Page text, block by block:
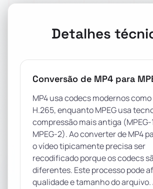
Detalhes
Conversão de MP4 para
MP4 usa codecs modernos
H.265, enquanto MPEG usa
compressão mais antiga (MPEG-
MPEG-2). Ao converter de MP4
o vídeo tipicamente precisa ser
recodificado porque os codecs
diferentes. Este processo pode
qualidade e tamanho do